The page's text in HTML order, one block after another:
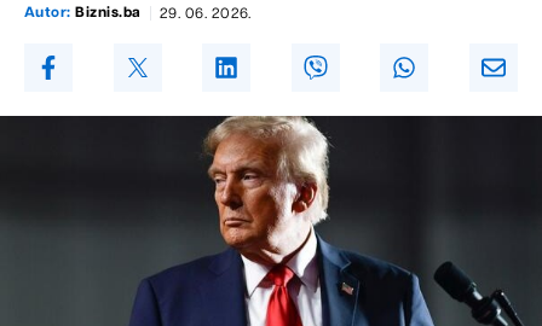
Autor: Biznis.ba 29. 06. 2026.